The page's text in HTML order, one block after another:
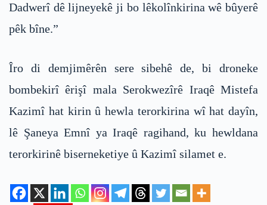
Dadwerî dê lijneyekê ji bo lêkolînkirina wê bûyerê
pêk bîne.”
Îro di demjimêrên sere sibehê de, bi droneke
bombekirî êrişî mala Serokwezîrê Iraqê Mistefa
Kazimî hat kirin û hewla terorkirina wî hat dayîn,
lê Şaneya Emnî ya Iraqê ragihand, ku hewldana
terorkirinê biserneketiye û Kazimî silamet e.